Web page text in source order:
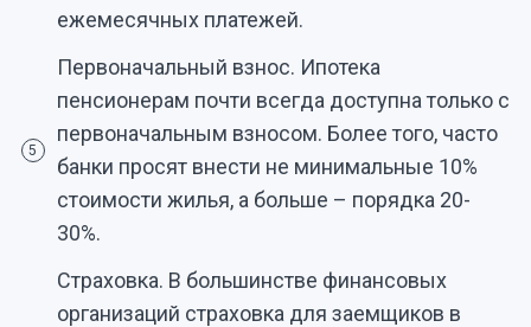
ежемесячных платежей.
5
Первоначальный взнос. Ипотека
пенсионерам почти всегда доступна только с
первоначальным взносом. Более того, часто
банки просят внести не минимальные 10%
стоимости жилья, а больше – порядка 20-
30%.
Страховка. В большинстве финансовых
организаций страховка для заемщиков в